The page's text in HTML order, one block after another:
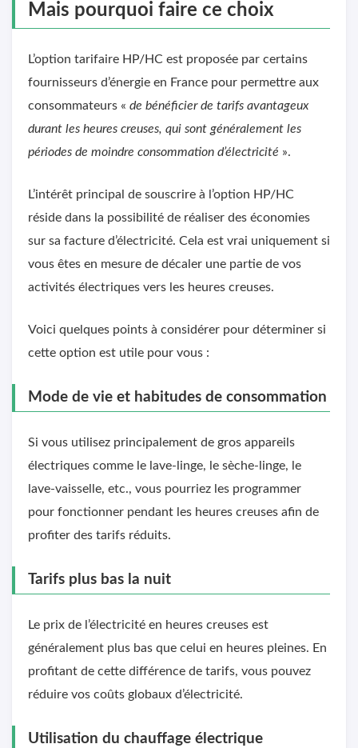
Mais pourquoi faire ce choix
L’option tarifaire HP/HC est proposée par certains
fournisseurs d’énergie en France pour permettre aux
consommateurs « de bénéficier de tarifs avantageux
durant les heures creuses, qui sont généralement les
périodes de moindre consommation d’électricité ».
L’intérêt principal de souscrire à l’option HP/HC
réside dans la possibilité de réaliser des économies
sur sa facture d’électricité. Cela est vrai uniquement si
vous êtes en mesure de décaler une partie de vos
activités électriques vers les heures creuses.
Voici quelques points à considérer pour déterminer si
cette option est utile pour vous :
Mode de vie et habitudes de consommation
Si vous utilisez principalement de gros appareils
électriques comme le lave-linge, le sèche-linge, le
lave-vaisselle, etc., vous pourriez les programmer
pour fonctionner pendant les heures creuses afin de
profiter des tarifs réduits.
Tarifs plus bas la nuit
Le prix de l’électricité en heures creuses est
généralement plus bas que celui en heures pleines. En
profitant de cette différence de tarifs, vous pouvez
réduire vos coûts globaux d’électricité.
Utilisation du chauffage électrique